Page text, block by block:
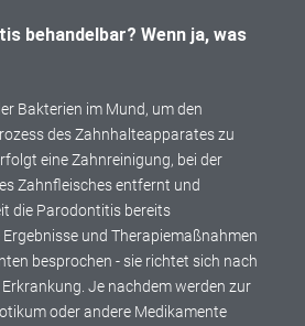
behandelbar? Wenn ja, was
Bakterien im Mund, um den
des Zahnhalteapparates zu
eine Zahnreinigung, bei der
Zahnfleisches entfernt und
die Parodontitis bereits
und Therapiemaßnahmen
besprochen - sie richtet sich nach
Je nachdem werden zur
oder andere Medikamente